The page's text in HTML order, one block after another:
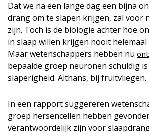
Dat we na een lange dag een bijna
drang om te slapen krijgen, zal voor
zijn. Toch is de biologie achter hoe
in slaap willen krijgen nooit helemaal
Maar wetenschappers hebben nu
bepaalde groep neuronen schuldig is
slaperigheid. Althans, bij fruitvliegen.
In een rapport suggereren
groep hersencellen hebben
verantwoordelijk zijn voor